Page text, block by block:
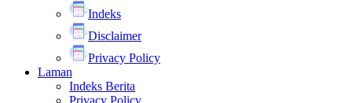
Indeks
Disclaimer
Privacy Policy
Laman
Indeks Berita